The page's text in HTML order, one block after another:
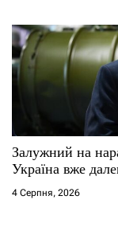
Залужний на
Україна вже
4 Серпня, 2026